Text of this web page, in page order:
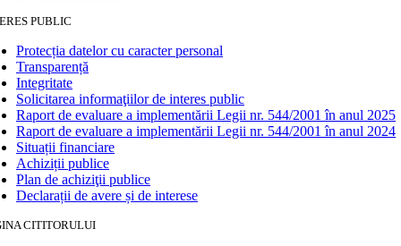
PUBLIC
Protecția datelor cu caracter personal
Transparență
Integritate
Solicitarea informaţiilor de interes public
Raport de evaluare a implementării Legii nr. 544/2001 în anul 2025
Raport de evaluare a implementării Legii nr. 544/2001 în anul 2024
Situații financiare
Achiziții publice
Plan de achiziţii publice
Declarații de avere și de interese
CITITORULUI